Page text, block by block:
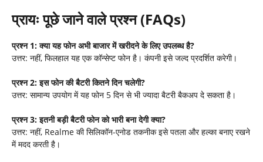
प्रायः पूछे जाने वाले प्रश्न (FAQs)
प्रश्न 1:क्या यह फोन अभी बाजार में खरीदने के लिए उपलब्ध है?
उत्तर: नहीं, फिलहाल यह एक कॉन्सेप्ट फोन है। कंपनी इसे जल्द प्रदर्शित करेगी।
प्रश्न2:इस फोन की बैटरी कितने दिन चलेगी?
उत्तर: सामान्य उपयोग में यह फोन 5 दिन से भी ज्यादा बैटरी बैकअप दे सकता है।
प्रश्न3:इतनी बड़ी बैटरी फोन को भारी बना देगी क्या?
उत्तर: नहीं, Realme की सिलिकॉन-एनोड तकनीक इसे पतला और हल्का बनाए रखने
में मदद करती है।